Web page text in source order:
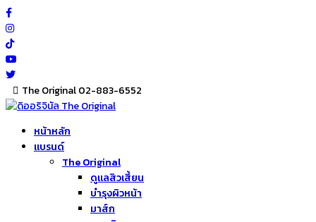
Skip
to
content
The Original 02-883-6552
หน้าหลัก
แบรนด์
The Original
ดูแลสิวเสี้ยน
บำรุงผิวหน้า
มาส์ก